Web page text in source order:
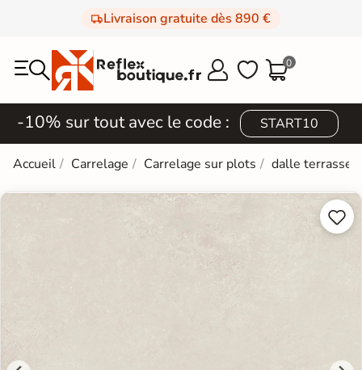
Livraison gratuite dès 890 €
  0
-10% sur tout avec le code : START10
Accueil Carrelage Carrelage sur plots dalle terrasse

